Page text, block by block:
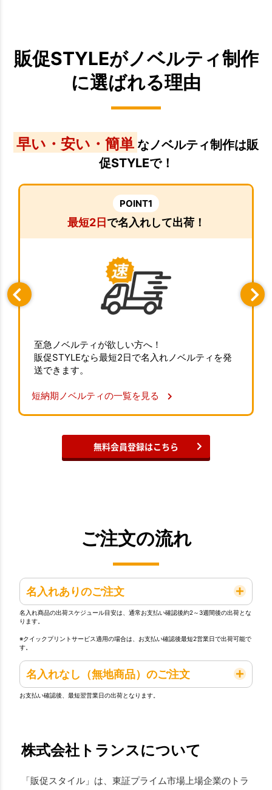
販促STYLEがノベルティ制作
に選ばれる理由
早い・安い・簡単 なノベルティ制作は販
促STYLEで！
POINT1
最短2日 で名入れして出荷！
至急ノベルティが欲しい方へ！
販促STYLEなら最短2日で名入れノベルティを発
送できます。
短納期ノベルティの一覧を見る
無料会員登録はこちら
ご注文の流れ
名入れありのご注文
名入れ商品の出荷スケジュール目安は、通常お支払い確認後約2～3週間後の出荷とな
ります。
※クイックプリントサービス適用の場合は、お支払い確認後最短2営業日で出荷可能で
す。
名入れなし（無地商品）のご注文
お支払い確認後、最短翌営業日の出荷となります。
株式会社トランスについて
「販促スタイル」は、東証プライム市場上場企業のトラ